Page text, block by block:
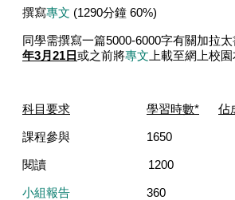
撰寫專文 (1290分鐘 60%)
同學需撰寫一篇5000-6000字有關加拉太
年3月 21 日或之前將專文 上載至網上校
科目要求 學習時數* 佔
課程參與 1650
閱讀 1200
小組報告 360